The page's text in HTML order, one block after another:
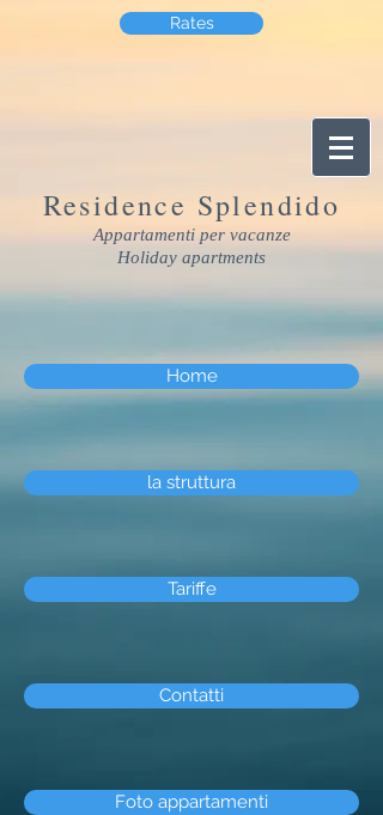
Rates
Residence Splendido
Appartamenti per vacanze
Holiday apartments
Home
la struttura
Tariffe
Contatti
Foto appartamenti